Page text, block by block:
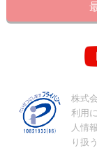
株式
利用
人情
り扱